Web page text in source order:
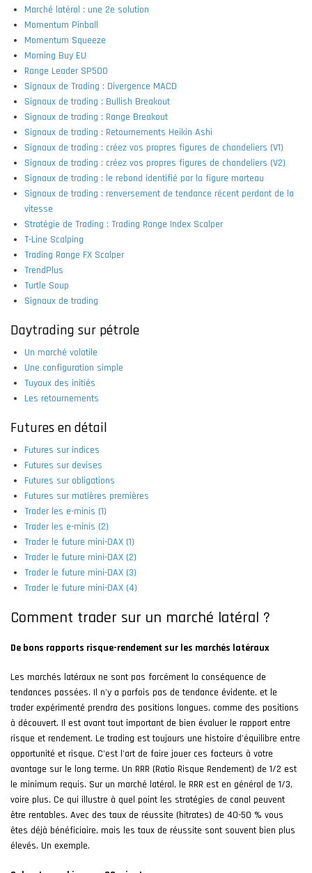
Marché latéral : une 2e solution
Momentum Pinball
Momentum Squeeze
Morning Buy EU
Range Leader SP500
Signaux de Trading : Divergence MACD
Signaux de trading : Bullish Breakout
Signaux de trading : Range Breakout
Signaux de trading : Retournements Heikin Ashi
Signaux de trading : créez vos propres figures de chandeliers (V1)
Signaux de trading : créez vos propres figures de chandeliers (V2)
Signaux de trading : le rebond identifié par la figure marteau
Signaux de trading : renversement de tendance récent perdant de la
vitesse
Stratégie de Trading : Trading Range Index Scalper
T-Line Scalping
Trading Range FX Scalper
TrendPlus
Turtle Soup
Signaux de trading
Daytrading sur pétrole
Un marché volatile
Une configuration simple
Tuyaux des initiés
Les retournements
Futures en détail
Futures sur indices
Futures sur devises
Futures sur obligations
Futures sur matières premières
Trader les e-minis (1)
Trader les e-minis (2)
Trader le future mini-DAX (1)
Trader le future mini-DAX (2)
Trader le future mini-DAX (3)
Trader le future mini-DAX (4)
Comment trader sur un marché latéral ?
De bons rapports risque-rendement sur les marchés latéraux
Les marchés latéraux ne sont pas forcément la conséquence de
tendances passées. Il n'y a parfois pas de tendance évidente, et le
trader expérimenté prendra des positions longues, comme des positions
à découvert. Il est avant tout important de bien évaluer le rapport entre
risque et rendement. Le trading est toujours une histoire d'équilibre entre
opportunité et risque. C'est l'art de faire jouer ces facteurs à votre
avantage sur le long terme. Un RRR (Ratio Risque Rendement) de 1/2 est
le minimum requis. Sur un marché latéral, le RRR est en général de 1/3,
voire plus. Ce qui illustre à quel point les stratégies de canal peuvent
être rentables. Avec des taux de réussite (hitrates) de 40-50 % vous
êtes déjà bénéficiaire, mais les taux de réussite sont souvent bien plus
élevés. Un exemple.